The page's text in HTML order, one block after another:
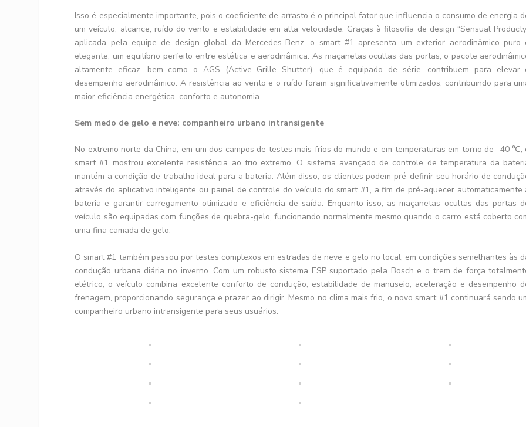
Isso é especialmente importante, pois o coeficiente de arrasto é o principal fator que influencia o consumo de energia
um veículo, alcance, ruído do vento e estabilidade em alta velocidade. Graças à filosofia de design “Sensual
aplicada pela equipe de design global da Mercedes-Benz, o smart #1 apresenta um exterior aerodinâmico puro
elegante, um equilíbrio perfeito entre estética e aerodinâmica. As maçanetas ocultas das portas, o pacote
altamente eficaz, bem como o AGS (Active Grille Shutter), que é equipado de série, contribuem para elevar
desempenho aerodinâmico. A resistência ao vento e o ruído foram significativamente otimizados, contribuindo para
maior eficiência energética, conforto e autonomia.
Sem medo de gelo e neve: companheiro urbano intransigente
No extremo norte da China, em um dos campos de testes mais frios do mundo e em temperaturas em torno de -40 ℃,
smart #1 mostrou excelente resistência ao frio extremo. O sistema avançado de controle de temperatura da
mantém a condição de trabalho ideal para a bateria. Além disso, os clientes podem pré-definir seu horário de
através do aplicativo inteligente ou painel de controle do veículo do smart #1, a fim de pré-aquecer automaticamente
bateria e garantir carregamento otimizado e eficiência de saída. Enquanto isso, as maçanetas ocultas das portas
veículo são equipadas com funções de quebra-gelo, funcionando normalmente mesmo quando o carro está coberto
uma fina camada de gelo.
O smart #1 também passou por testes complexos em estradas de neve e gelo no local, em condições semelhantes às
condução urbana diária no inverno. Com um robusto sistema ESP suportado pela Bosch e o trem de força
elétrico, o veículo combina excelente conforto de condução, estabilidade de manuseio, aceleração e desempenho
frenagem, proporcionando segurança e prazer ao dirigir. Mesmo no clima mais frio, o novo smart #1 continuará sendo
companheiro urbano intransigente para seus usuários.